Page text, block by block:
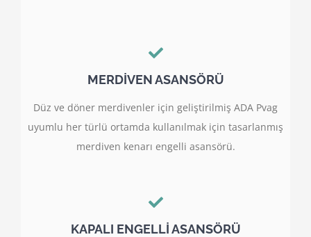
MERDİVEN ASANSÖRÜ
Düz ve döner merdivenler için geliştirilmiş ADA Pvag
uyumlu her türlü ortamda kullanılmak için tasarlanmış
merdiven kenarı engelli asansörü.
KAPALI ENGELLİ ASANSÖRÜ